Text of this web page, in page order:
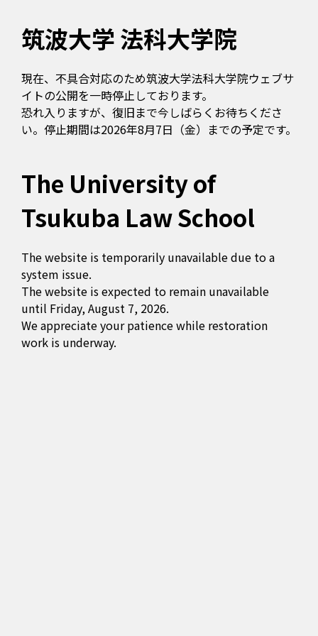
筑波大学 法科大学院
現在、不具合対応のため筑波大学法科大学院ウェブサ
イトの公開を一時停止しております。
恐れ入りますが、復旧まで今しばらくお待ちくださ
い。停止期間は2026年8月7日（金）までの予定です。
The University of
Tsukuba Law School
The website is temporarily unavailable due to a
system issue.
The website is expected to remain unavailable
until Friday, August 7, 2026.
We appreciate your patience while restoration
work is underway.